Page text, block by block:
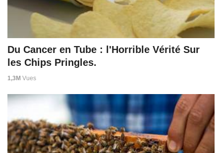
Du Cancer en Tube : l'Horrible Vérité Sur
les Chips Pringles.
1,3M Vues